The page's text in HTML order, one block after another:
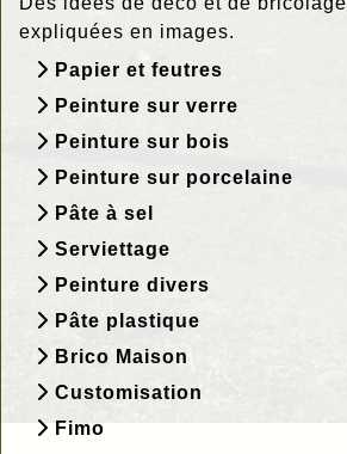
expliquées en images.
Papier et feutres
Peinture sur verre
Peinture sur bois
Peinture sur porcelaine
Pâte à sel
Serviettage
Peinture divers
Pâte plastique
Brico Maison
Customisation
Fimo